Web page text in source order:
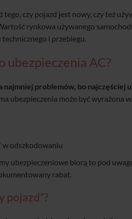
czy pojazd jest nowy, czy też
rynkowa używanego
i przebiegu.
ubezpieczenia AC?
problemów, bo najczęściej
ubezpieczenia może być wyrażona
w odszkodowaniu
ubezpieczeniowe biorą to pod
rabat.
pojazd”?